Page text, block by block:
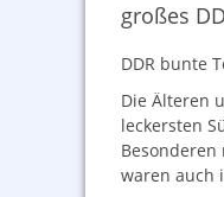
großes
DDR bunte
Die Älteren
leckersten
waren auch